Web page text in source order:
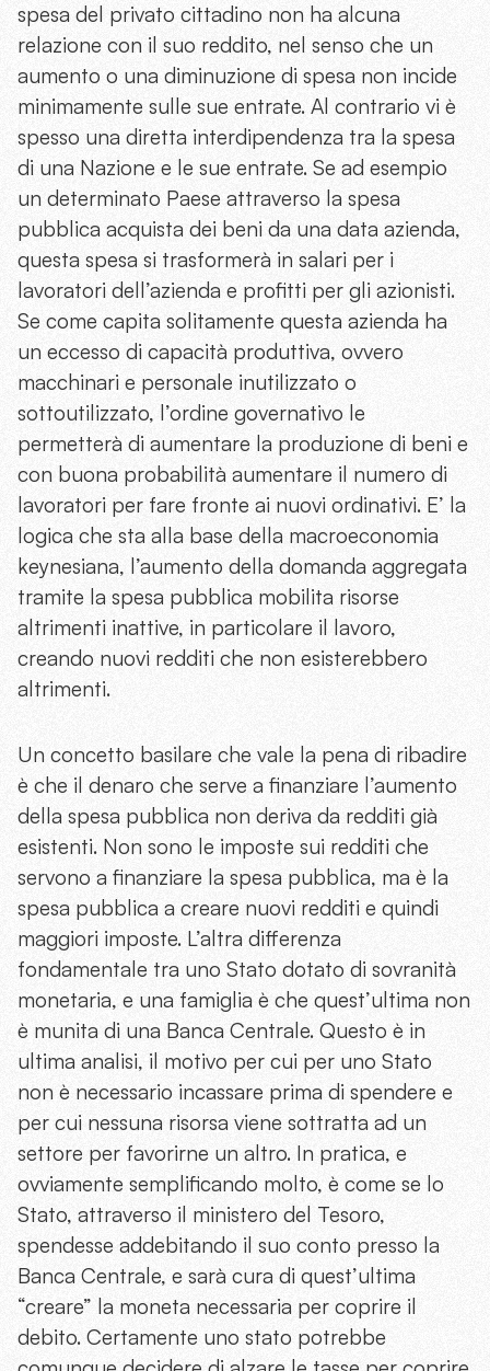
spesa del privato cittadino non ha alcuna
relazione con il suo reddito, nel senso che un
aumento o una diminuzione di spesa non incide
minimamente sulle sue entrate. Al contrario vi è
spesso una diretta interdipendenza tra la spesa
di una Nazione e le sue entrate. Se ad esempio
un determinato Paese attraverso la spesa
pubblica acquista dei beni da una data azienda,
questa spesa si trasformerà in salari per i
lavoratori dell’azienda e profitti per gli azionisti.
Se come capita solitamente questa azienda ha
un eccesso di capacità produttiva, ovvero
macchinari e personale inutilizzato o
sottoutilizzato, l’ordine governativo le
permetterà di aumentare la produzione di beni e
con buona probabilità aumentare il numero di
lavoratori per fare fronte ai nuovi ordinativi. E’ la
logica che sta alla base della macroeconomia
keynesiana, l’aumento della domanda aggregata
tramite la spesa pubblica mobilita risorse
altrimenti inattive, in particolare il lavoro,
creando nuovi redditi che non esisterebbero
altrimenti.
Un concetto basilare che vale la pena di ribadire
è che il denaro che serve a finanziare l’aumento
della spesa pubblica non deriva da redditi già
esistenti. Non sono le imposte sui redditi che
servono a finanziare la spesa pubblica, ma è la
spesa pubblica a creare nuovi redditi e quindi
maggiori imposte. L’altra differenza
fondamentale tra uno Stato dotato di sovranità
monetaria, e una famiglia è che quest’ultima non
è munita di una Banca Centrale. Questo è in
ultima analisi, il motivo per cui per uno Stato
non è necessario incassare prima di spendere e
per cui nessuna risorsa viene sottratta ad un
settore per favorirne un altro. In pratica, e
ovviamente semplificando molto, è come se lo
Stato, attraverso il ministero del Tesoro,
spendesse addebitando il suo conto presso la
Banca Centrale, e sarà cura di quest’ultima
“creare” la moneta necessaria per coprire il
debito. Certamente uno stato potrebbe